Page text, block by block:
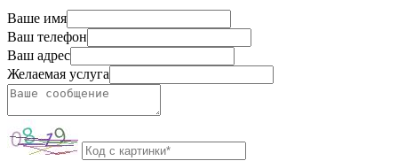
Ваше имя
Ваш телефон
Ваш адрес
Желаемая услуга